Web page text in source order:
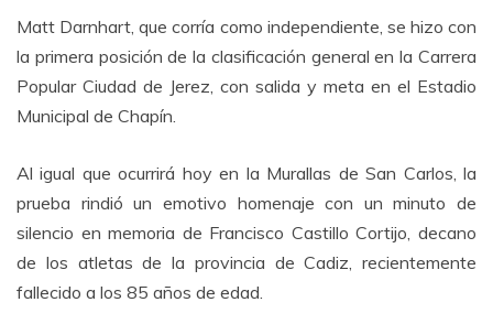
Matt Darnhart, que corría como independiente, se hizo con
la primera posición de la clasificación general en la Carrera
Popular Ciudad de Jerez, con salida y meta en el Estadio
Municipal de Chapín.
Al igual que ocurrirá hoy en la Murallas de San Carlos, la
prueba rindió un emotivo homenaje con un minuto de
silencio en memoria de Francisco Castillo Cortijo, decano
de los atletas de la provincia de Cadiz, recientemente
fallecido a los 85 años de edad.